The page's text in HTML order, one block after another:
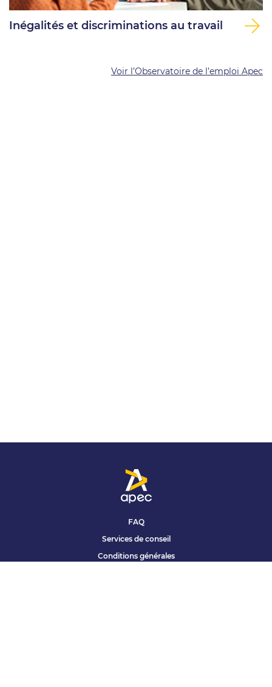
Inégalités et discriminations au travail
Voir l’Observatoire de l’emploi Apec
FAQ
Services de conseil
Conditions générales